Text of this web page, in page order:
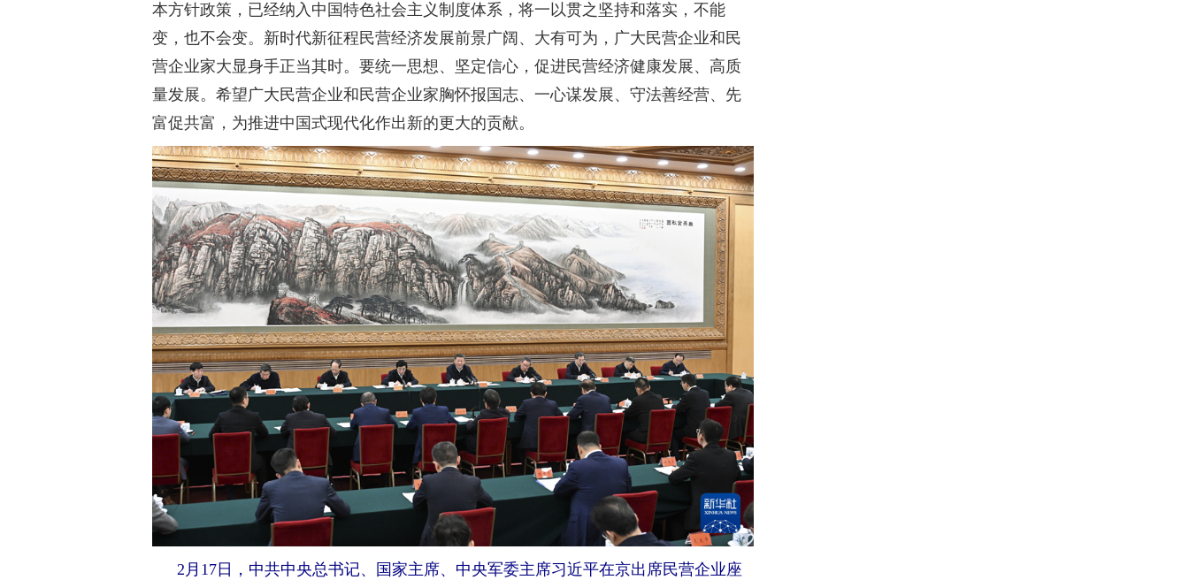
本方针政策，已经纳入中国特色社会主义制度体系，将一以贯之坚持和落实，不能
变，也不会变。新时代新征程民营经济发展前景广阔、大有可为，广大民营企业和民
营企业家大显身手正当其时。要统一思想、坚定信心，促进民营经济健康发展、高质
量发展。希望广大民营企业和民营企业家胸怀报国志、一心谋发展、守法善经营、先
富促共富，为推进中国式现代化作出新的更大的贡献。
2月17日，中共中央总书记、国家主席、中央军委主席习近平在京出席民营企业座